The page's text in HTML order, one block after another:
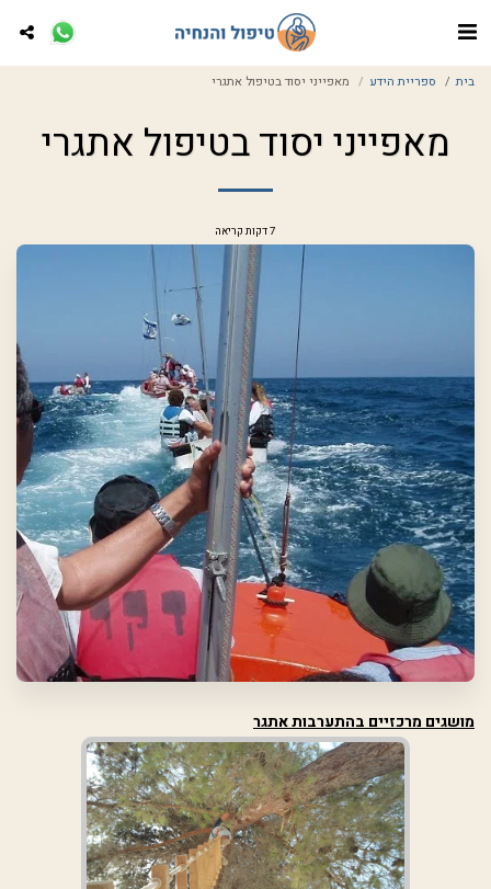
בית ספריית הידע מאפייני יסוד בטיפול אתגרי
מאפייני יסוד בטיפול אתגרי
7 דקות קריאה
מושגים מרכזיים בהתערבות אתגר